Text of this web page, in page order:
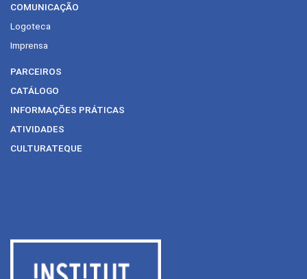
COMUNICAÇÃO
Logoteca
Imprensa
PARCEIROS
CATÁLOGO
INFORMAÇÕES PRÁTICAS
ATIVIDADES
CULTURATEQUE